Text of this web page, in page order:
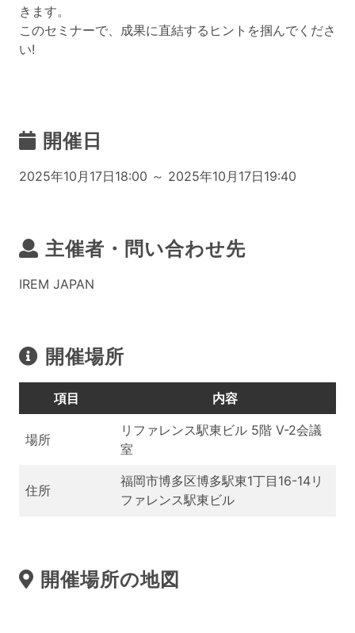
きます。
このセミナーで、成果に直結するヒントを掴んでくださ
い!
開催日
2025年10月17日18:00 ～ 2025年10月17日19:40
主催者・問い合わせ先
IREM JAPAN
開催場所
項目 内容
場所
リファレンス駅東ビル 5階 V-2会議
室
住所
福岡市博多区博多駅東1丁目16-14リ
ファレンス駅東ビル
開催場所の地図